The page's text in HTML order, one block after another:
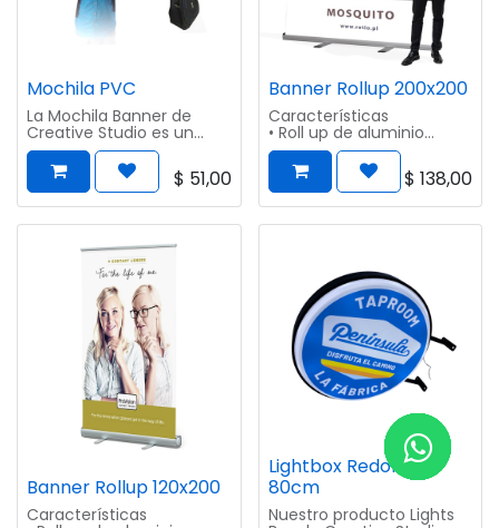
Mochila PVC
La Mochila Banner de
Creative Studio es un
elemento de alto
impacto, móvil y ligero
para llevar con mucha.
Medidas: 55 x 55 cm
Estructura de aluminio
ligera y fuerte.
Impresión en sintra de
100% resistente al agua y
$ 51,00
Banner Rollup 200x200
Características
• Roll up de aluminio
• Medida: 120x200cm
• Diseño único y moderno
• Tapas laterales de
aluminio
• Incluye Bolso
$ 138,00
Banner Rollup 120x200
Características
Lightbox Redondo
80cm
Nuestro producto Lights